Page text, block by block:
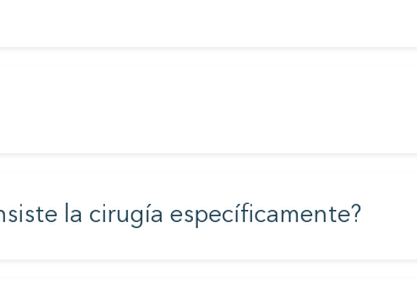
la cirugía específicamente?